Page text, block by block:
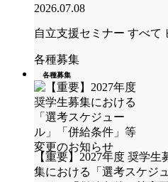
2026.07.08
自立支援セミナー すべて
各種募集
各種募集
【重要】2027年度 奨学生
集における「選考スケジュ